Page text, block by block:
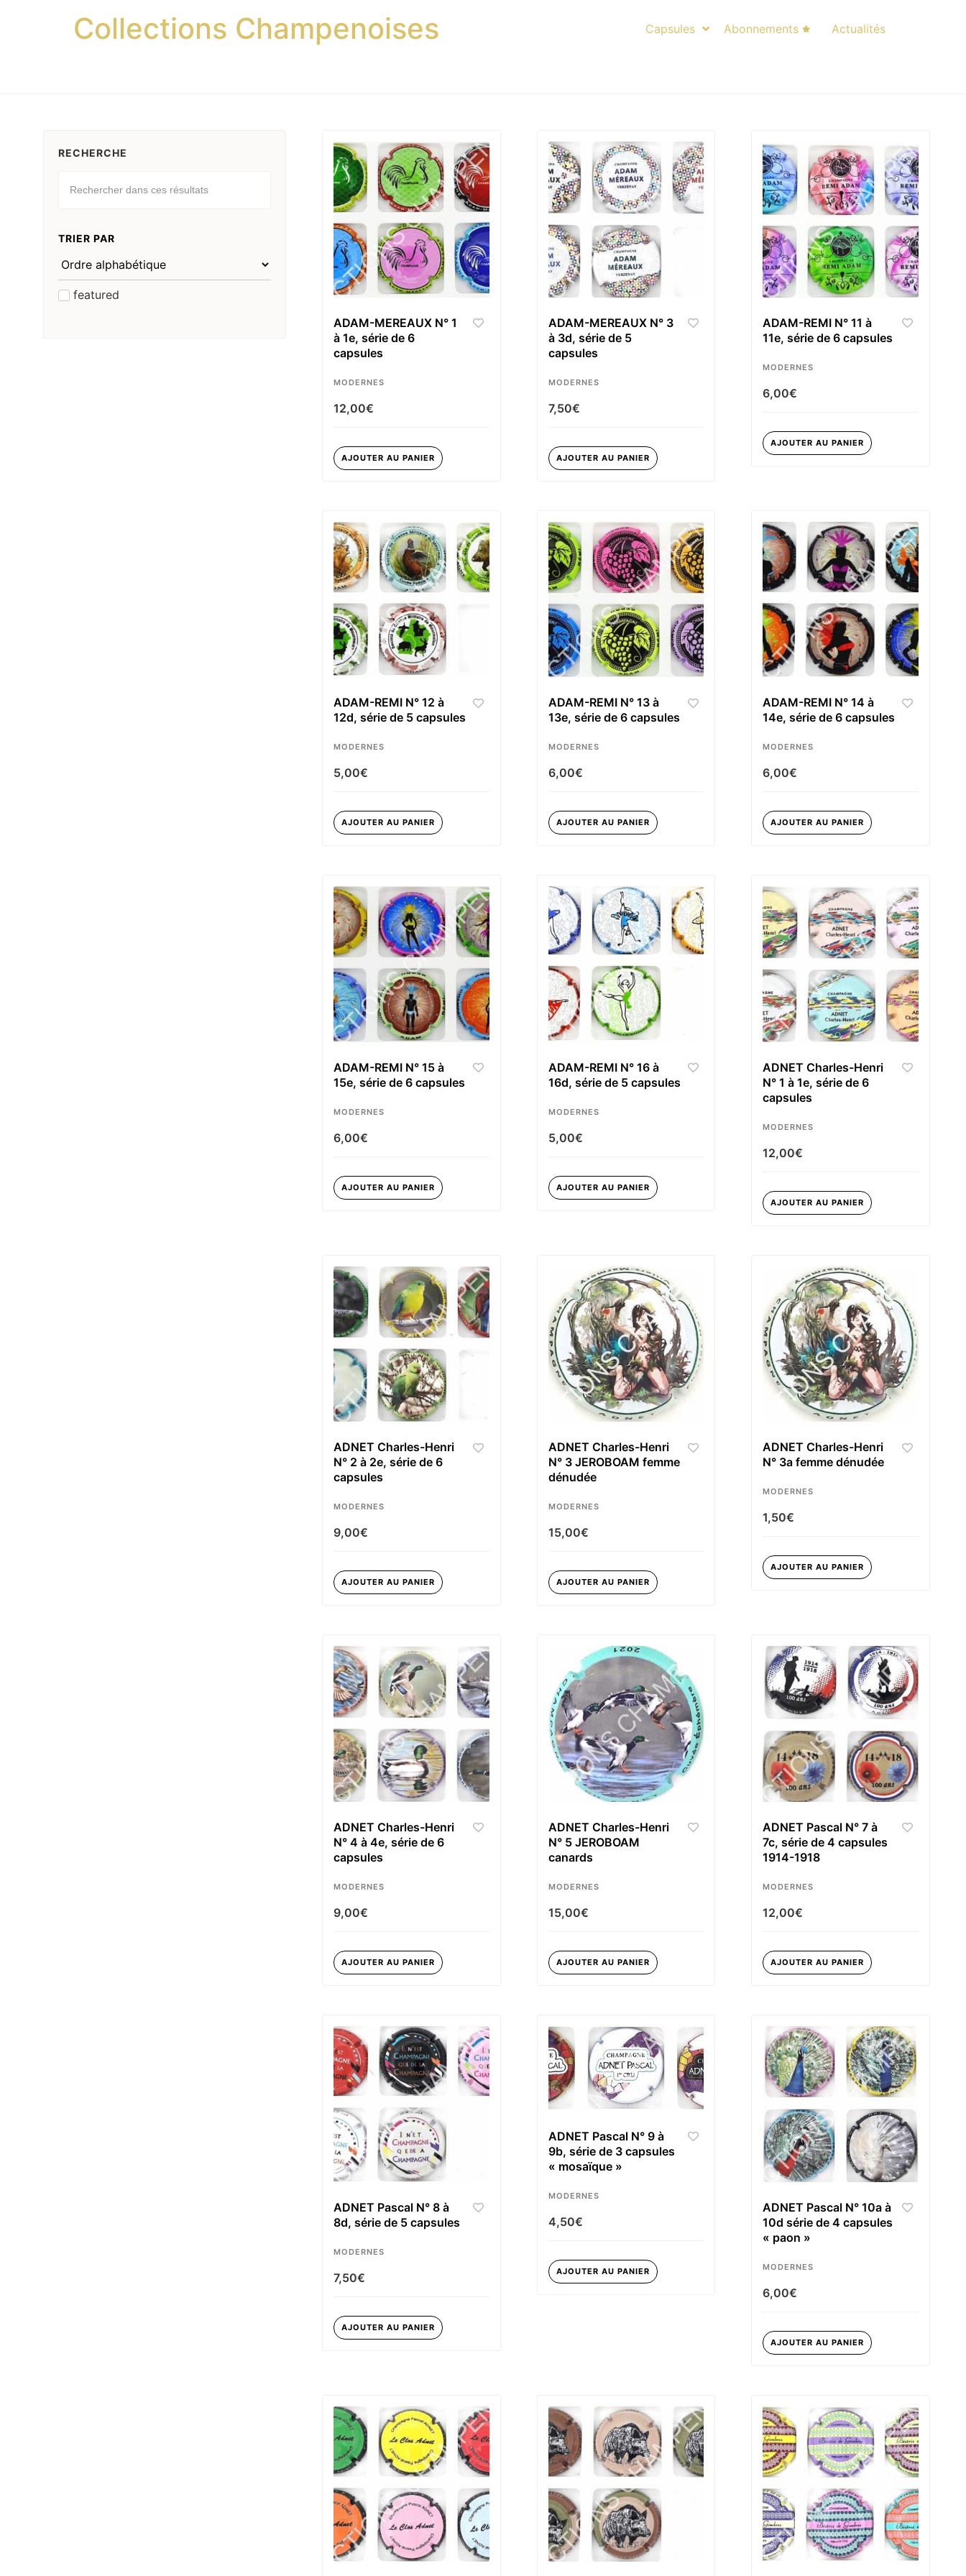
Collections Champenoises Capsules Abonnements Actualités
RECHERCHE
TRIER PAR
featured
ADAM-MEREAUX N° 1
à 1e, série de 6
capsules
MODERNES
12,00€
AJOUTER AU PANIER
ADAM-MEREAUX N° 3
à 3d, série de 5
capsules
MODERNES
7,50€
AJOUTER AU PANIER
ADAM-REMI N° 11 à
11e, série de 6 capsules
MODERNES
6,00€
AJOUTER AU PANIER
ADAM-REMI N° 12 à
12d, série de 5 capsules
MODERNES
5,00€
AJOUTER AU PANIER
ADAM-REMI N° 13 à
13e, série de 6 capsules
MODERNES
6,00€
AJOUTER AU PANIER
ADAM-REMI N° 14 à
14e, série de 6 capsules
MODERNES
6,00€
AJOUTER AU PANIER
ADAM-REMI N° 15 à
15e, série de 6 capsules
MODERNES
6,00€
AJOUTER AU PANIER
ADAM-REMI N° 16 à
16d, série de 5 capsules
MODERNES
5,00€
AJOUTER AU PANIER
ADNET Charles-Henri
N° 1 à 1e, série de 6
capsules
MODERNES
12,00€
AJOUTER AU PANIER
ADNET Charles-Henri
N° 2 à 2e, série de 6
capsules
MODERNES
9,00€
AJOUTER AU PANIER
ADNET Charles-Henri
N° 3 JEROBOAM femme
dénudée
MODERNES
15,00€
AJOUTER AU PANIER
ADNET Charles-Henri
N° 3a femme dénudée
MODERNES
1,50€
AJOUTER AU PANIER
ADNET Charles-Henri
N° 4 à 4e, série de 6
capsules
MODERNES
9,00€
AJOUTER AU PANIER
ADNET Charles-Henri
N° 5 JEROBOAM
canards
MODERNES
15,00€
AJOUTER AU PANIER
ADNET Pascal N° 7 à
7c, série de 4 capsules
1914-1918
MODERNES
12,00€
AJOUTER AU PANIER
ADNET Pascal N° 8 à
8d, série de 5 capsules
MODERNES
7,50€
AJOUTER AU PANIER
ADNET Pascal N° 9 à
9b, série de 3 capsules
« mosaïque »
MODERNES
4,50€
AJOUTER AU PANIER
ADNET Pascal N° 10a à
10d série de 4 capsules
« paon »
MODERNES
6,00€
AJOUTER AU PANIER